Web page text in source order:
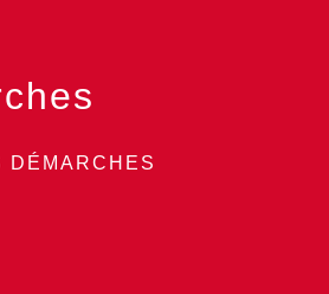
DÉMARCHES